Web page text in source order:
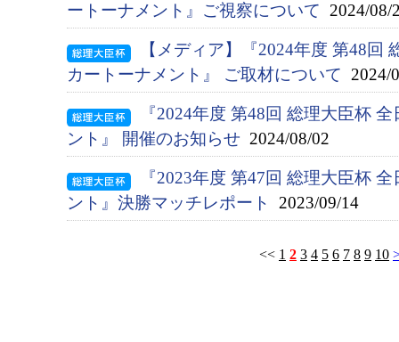
ートーナメント』ご視察について 2024/08/
【メディア】『2024年度 第48回
カートーナメント』 ご取材について 2024/
『2024年度 第48回 総理大臣杯
ント』 開催のお知らせ 2024/08/02
『2023年度 第47回 総理大臣杯
ント』決勝マッチレポート
2023/09/14
<< 1 2 3 4 5 6 7 8 9 10